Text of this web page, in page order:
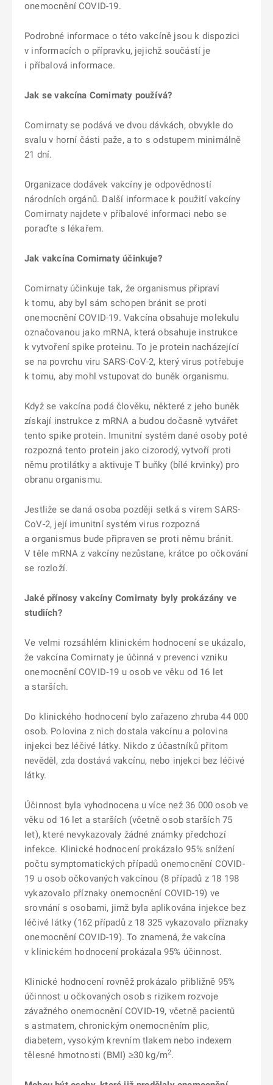
onemocnění COVID-19.
Podrobné informace o této vakcíně jsou k dispozici
v informacích o přípravku, jejichž součástí je
i příbalová informace.
Jak se vakcína Comirnaty používá?
Comirnaty se podává ve dvou dávkách, obvykle do
svalu v horní části paže, a to s odstupem minimálně
21 dní.
Organizace dodávek vakcíny je odpovědností
národních orgánů. Další informace k použití vakcíny
Comirnaty najdete v příbalové informaci nebo se
poraďte s lékařem.
Jak vakcína Comirnaty účinkuje?
Comirnaty účinkuje tak, že organismus připraví
k tomu, aby byl sám schopen bránit se proti
onemocnění COVID-19. Vakcína obsahuje molekulu
označovanou jako mRNA, která obsahuje instrukce
k vytvoření spike proteinu. To je protein nacházející
se na povrchu viru SARS-CoV-2, který virus potřebuje
k tomu, aby mohl vstupovat do buněk organismu.
Když se vakcína podá člověku, některé z jeho buněk
získají instrukce z mRNA a budou dočasně vytvářet
tento spike protein. Imunitní systém dané osoby poté
rozpozná tento protein jako cizorodý, vytvoří proti
němu protilátky a aktivuje T buňky (bílé krvinky) pro
obranu organismu.
Jestliže se daná osoba později setká s virem SARS-
CoV-2, její imunitní systém virus rozpozná
a organismus bude připraven se proti němu bránit.
V těle mRNA z vakcíny nezůstane, krátce po očkování
se rozloží.
Jaké přínosy vakcíny Comirnaty byly prokázány ve
studiích?
Ve velmi rozsáhlém klinickém hodnocení se ukázalo,
že vakcína Comirnaty je účinná v prevenci vzniku
onemocnění COVID‑19 u osob ve věku od 16 let
a starších.
Do klinického hodnocení bylo zařazeno zhruba 44 000
osob. Polovina z nich dostala vakcínu a polovina
injekci bez léčivé látky. Nikdo z účastníků přitom
nevěděl, zda dostává vakcínu, nebo injekci bez léčivé
látky.
Účinnost byla vyhodnocena u více než 36 000 osob ve
věku od 16 let a starších (včetně osob starších 75
let), které nevykazovaly žádné známky předchozí
infekce. Klinické hodnocení prokázalo 95% snížení
počtu symptomatických případů onemocnění COVID-
19 u osob očkovaných vakcínou (8 případů z 18 198
vykazovalo příznaky onemocnění COVID-19) ve
srovnání s osobami, jimž byla aplikována injekce bez
léčivé látky (162 případů z 18 325 vykazovalo příznaky
onemocnění COVID-19). To znamená, že vakcína
v klinickém hodnocení prokázala 95% účinnost.
Klinické hodnocení rovněž prokázalo přibližně 95%
účinnost u očkovaných osob s rizikem rozvoje
závažného onemocnění COVID-19, včetně pacientů
s astmatem, chronickým onemocněním plic,
diabetem, vysokým krevním tlakem nebo indexem
tělesné hmotnosti (BMI) ≥30 kg/m2.